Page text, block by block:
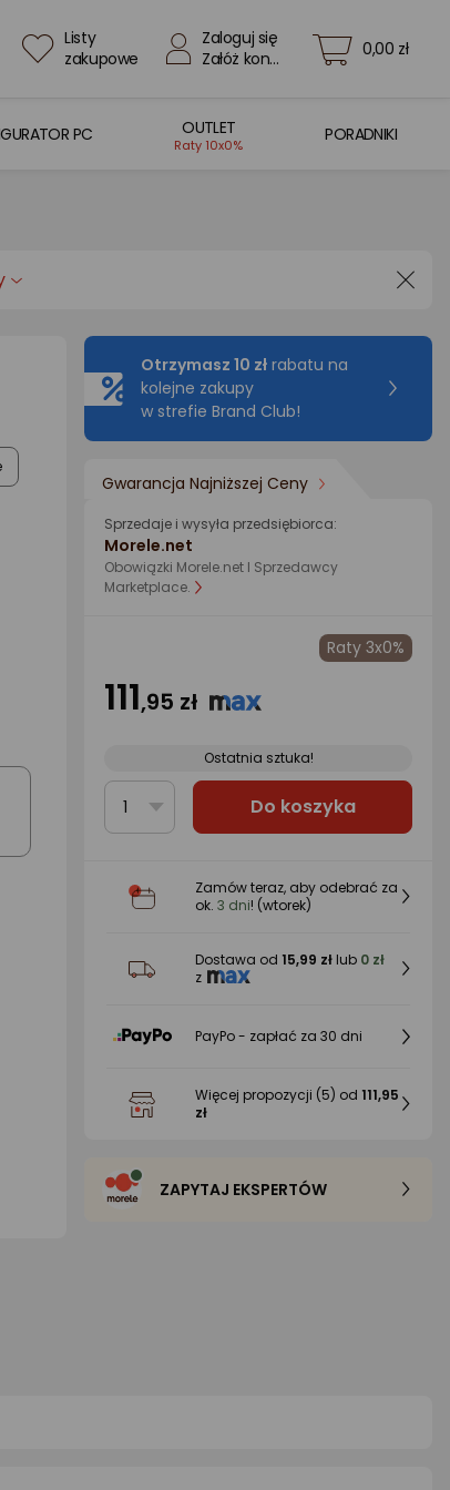
Listy
zakupowe
Zaloguj się
Załóż konto
0,00 zł
PC OUTLET
Raty 10x0%
PORADNIKI
Otrzymasz 10 zł rabatu na
kolejne zakupy
w strefie Brand Club!
Gwarancja Najniższej Ceny
Sprzedaje i wysyła przedsiębiorca:
Morele.net
Obowiązki Morele.net I Sprzedawcy
Marketplace.
Raty 3x0%
111,95 zł
Ostatnia sztuka!
1 Do koszyka
Zamów teraz, aby odebrać za
ok. 3 dni! (wtorek)
Dostawa od 15,99 zł lub 0 zł
z
PayPo - zapłać za 30 dni
Więcej propozycji (5) od 111,95
zł
ZAPYTAJ EKSPERTÓW